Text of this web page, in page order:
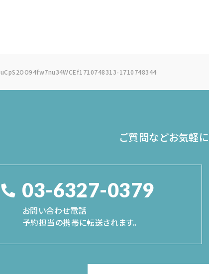
uCpS2OO94fw7nu34WCEf1710748313-1710748344
ご質問などお気軽に
03-6327-0379
お問い合わせ電話
予約担当の携帯に転送されます。